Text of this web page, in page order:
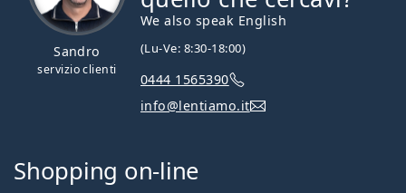
Sandro
servizio clienti
We also speak English
(Lu-Ve: 8:30-18:00)
0444 1565390
info@lentiamo.it
Shopping on-line